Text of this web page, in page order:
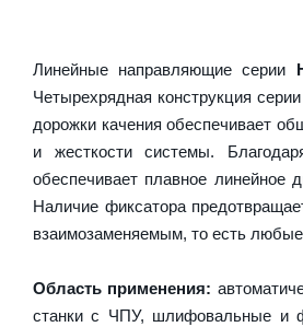
Линейные направляющие серии
Четырехрядная конструкция
дорожки качения обеспечивает
и жесткости системы.
обеспечивает плавное линейное
Наличие фиксатора
взаимозаменяемым, то есть любые
Область применения:
станки с ЧПУ, шлифовальные и